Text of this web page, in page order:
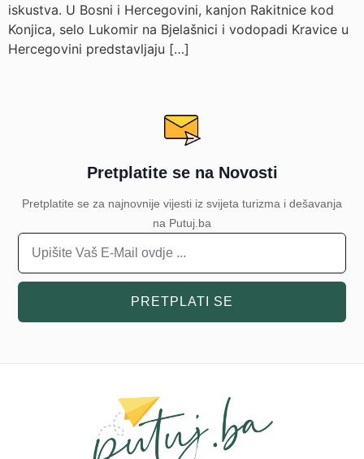
iskustva. U Bosni i Hercegovini, kanjon Rakitnice kod
Konjica, selo Lukomir na Bjelašnici i vodopadi Kravice u
Hercegovini predstavljaju […]
Pretplatite se na Novosti
Pretplatite se za najnovnije vijesti iz svijeta turizma i dešavanja
na Putuj.ba
PRETPLATI SE